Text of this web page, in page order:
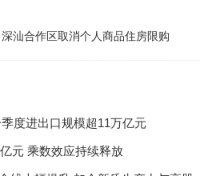
汕合作区取消个人商品住房限购
度进出口规模超11万亿元
元 乘数效应持续释放